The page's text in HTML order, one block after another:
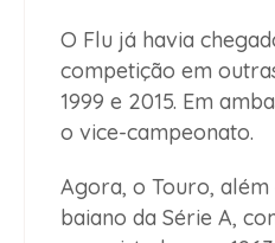
O Flu já havia
competição em
1999 e 2015. Em
o vice-campeonato.
Agora, o Touro,
baiano da Série A,